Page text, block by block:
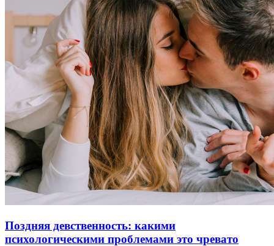
Поздняя девственность: какими
психологическими проблемами это чревато